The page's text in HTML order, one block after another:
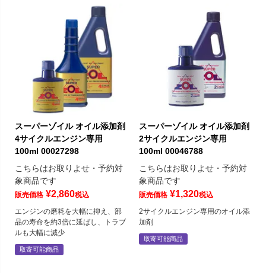
スーパーゾイル オイル添加剤
4サイクルエンジン専用
100ml 00027298
こちらはお取りよせ・予約対
象商品です
販売価格 ¥2,860税込
エンジンの磨耗を大幅に抑え、部
品の寿命を約3倍に延ばし、トラブ
ルも大幅に減少
取寄可能商品
スーパーゾイル オイル添加剤
2サイクルエンジン専用
100ml 00046788
こちらはお取りよせ・予約対
象商品です
販売価格 ¥1,320税込
2サイクルエンジン専用のオイル添
加剤
取寄可能商品